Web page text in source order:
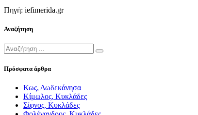
Πηγή: iefimerida.gr
Αναζήτηση
Πρόσφατα άρθρα
Κως, Δωδεκάνησα
Κίμωλος, Κυκλάδες
Σίφνος, Κυκλάδες